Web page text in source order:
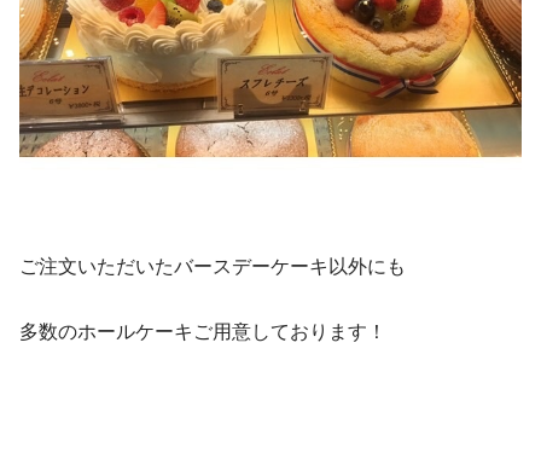
ご注文いただいたバースデーケーキ以外にも
多数のホールケーキご用意しております！